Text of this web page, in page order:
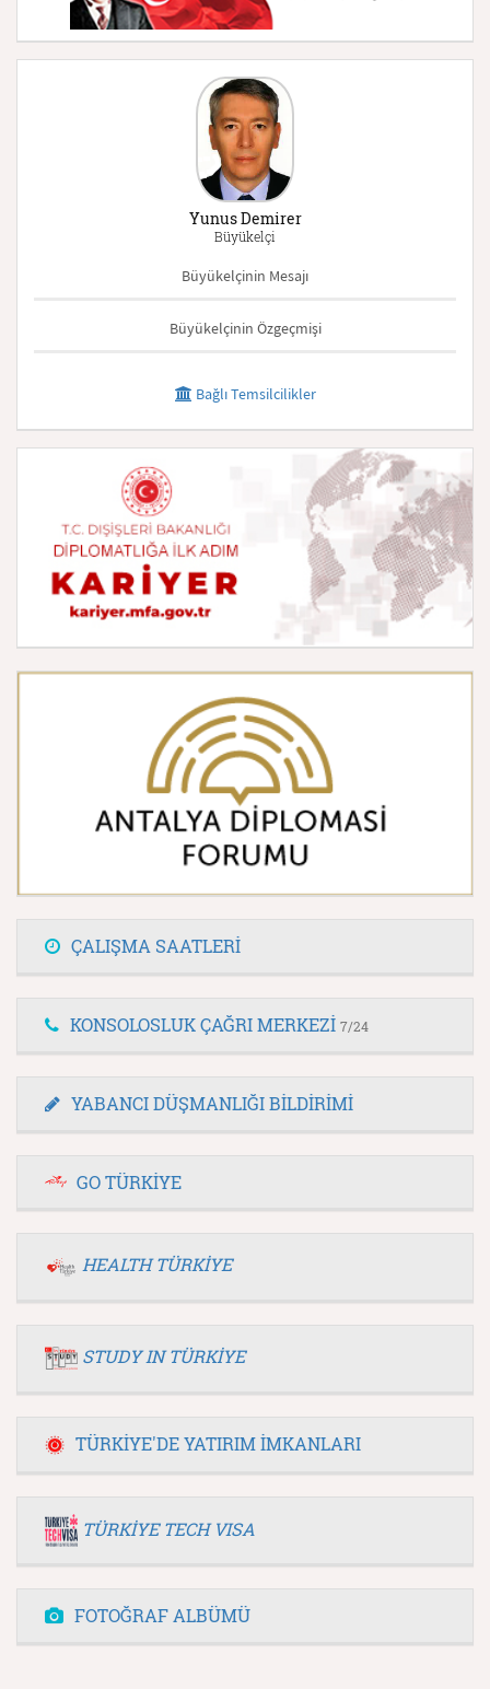
Yunus Demirer
Büyükelçi
Büyükelçinin Mesajı
Büyükelçinin Özgeçmişi
Bağlı Temsilcilikler
ÇALIŞMA SAATLERİ
KONSOLOSLUK ÇAĞRI MERKEZİ 7/24
YABANCI DÜŞMANLIĞI BİLDİRİMİ
GO TÜRKİYE
HEALTH TÜRKİYE
STUDY IN TÜRKİYE
TÜRKİYE'DE YATIRIM İMKANLARI
TÜRKİYE TECH VISA
FOTOĞRAF ALBÜMÜ